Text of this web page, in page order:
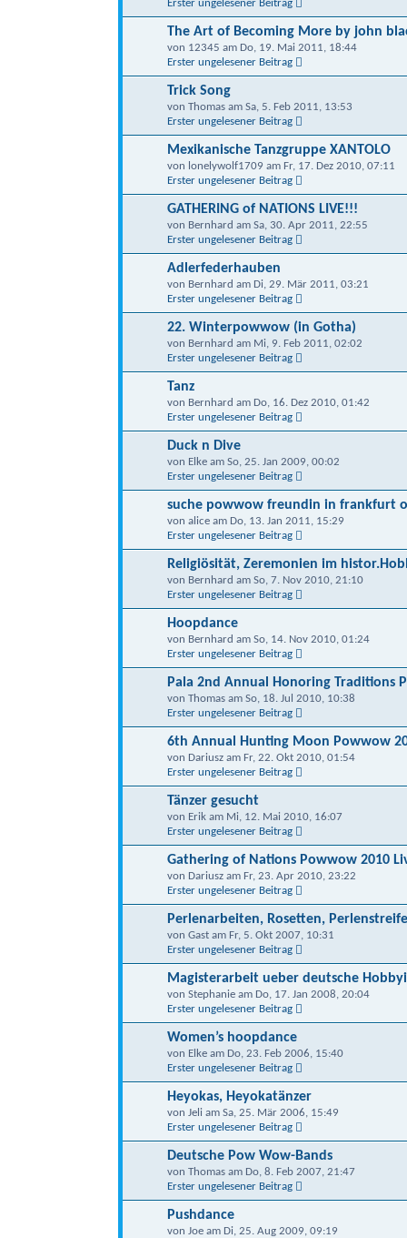
Erster ungelesener Beitrag
The Art of Becoming More by john
von 12345 am Do, 19. Mai 2011, 18:44
Erster ungelesener Beitrag
Trick Song
von Thomas am Sa, 5. Feb 2011, 13:53
Erster ungelesener Beitrag
Mexikanische Tanzgruppe XANTOLO
von lonelywolf1709 am Fr, 17. Dez 2010, 07:11
Erster ungelesener Beitrag
GATHERING of NATIONS LIVE!!!
von Bernhard am Sa, 30. Apr 2011, 22:55
Erster ungelesener Beitrag
Adlerfederhauben
von Bernhard am Di, 29. Mär 2011, 03:21
Erster ungelesener Beitrag
22. Winterpowwow (in Gotha)
von Bernhard am Mi, 9. Feb 2011, 02:02
Erster ungelesener Beitrag
Tanz
von Bernhard am Do, 16. Dez 2010, 01:42
Erster ungelesener Beitrag
Duck n Dive
von Elke am So, 25. Jan 2009, 00:02
Erster ungelesener Beitrag
suche powwow freundin in frankfurt
von alice am Do, 13. Jan 2011, 15:29
Erster ungelesener Beitrag
Religiösität, Zeremonien im
von Bernhard am So, 7. Nov 2010, 21:10
Erster ungelesener Beitrag
Hoopdance
von Bernhard am So, 14. Nov 2010, 01:24
Erster ungelesener Beitrag
Pala 2nd Annual Honoring Traditions
von Thomas am So, 18. Jul 2010, 10:38
Erster ungelesener Beitrag
6th Annual Hunting Moon Powwow
von Dariusz am Fr, 22. Okt 2010, 01:54
Erster ungelesener Beitrag
Tänzer gesucht
von Erik am Mi, 12. Mai 2010, 16:07
Erster ungelesener Beitrag
Gathering of Nations Powwow 2010
von Dariusz am Fr, 23. Apr 2010, 23:22
Erster ungelesener Beitrag
Perlenarbeiten, Rosetten,
von Gast am Fr, 5. Okt 2007, 10:31
Erster ungelesener Beitrag
Magisterarbeit ueber deutsche
von Stephanie am Do, 17. Jan 2008, 20:04
Erster ungelesener Beitrag
Women’s hoopdance
von Elke am Do, 23. Feb 2006, 15:40
Erster ungelesener Beitrag
Heyokas, Heyokatänzer
von Jeli am Sa, 25. Mär 2006, 15:49
Erster ungelesener Beitrag
Deutsche Pow Wow-Bands
von Thomas am Do, 8. Feb 2007, 21:47
Erster ungelesener Beitrag
Pushdance
von Joe am Di, 25. Aug 2009, 09:19